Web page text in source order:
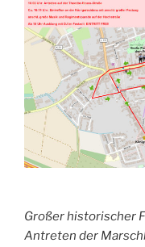
Großer historischer
Antreten der